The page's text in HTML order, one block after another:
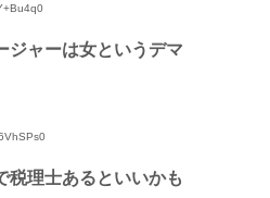
ジャーは女というデマ
税理士あるといいかも